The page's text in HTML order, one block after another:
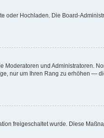
oder Hochladen. Die Board-
Moderatoren und Administratoren.
nur um Ihren Rang zu erhöhen —
freigeschaltet wurde. Diese